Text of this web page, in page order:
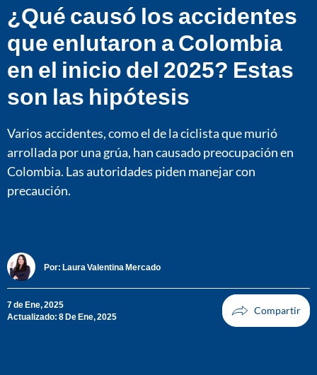
¿Qué causó los accidentes
que enlutaron a Colombia
en el inicio del 2025? Estas
son las hipótesis
Varios accidentes, como el de la ciclista que murió
arrollada por una grúa, han causado preocupación en
Colombia. Las autoridades piden manejar con
precaución.
Por: Laura Valentina Mercado
7 de Ene, 2025
Actualizado: 8 De Ene, 2025